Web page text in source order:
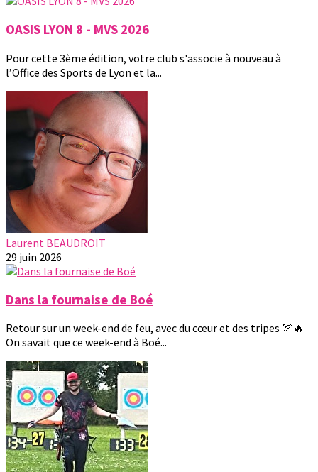
OASIS LYON 8 - MVS 2026
Pour cette 3ème édition, votre club s'associe à nouveau à
l’Office des Sports de Lyon et la...
Laurent BEAUDROIT
29 juin 2026
Dans la fournaise de Boé
Retour sur un week-end de feu, avec du cœur et des tripes 🏹🔥
On savait que ce week-end à Boé...